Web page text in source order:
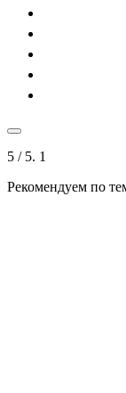
5 / 5. 1
Рекомендуем по